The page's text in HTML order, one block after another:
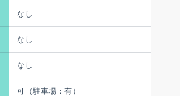
なし
なし
なし
可（駐車場：有）